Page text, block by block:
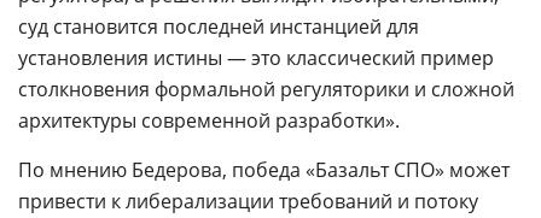
суд становится последней инстанцией для
установления истины — это классический пример
столкновения формальной регуляторики и сложной
архитектуры современной разработки».
По мнению Бедерова, победа «Базальт СПО» может
привести к либерализации требований и потоку